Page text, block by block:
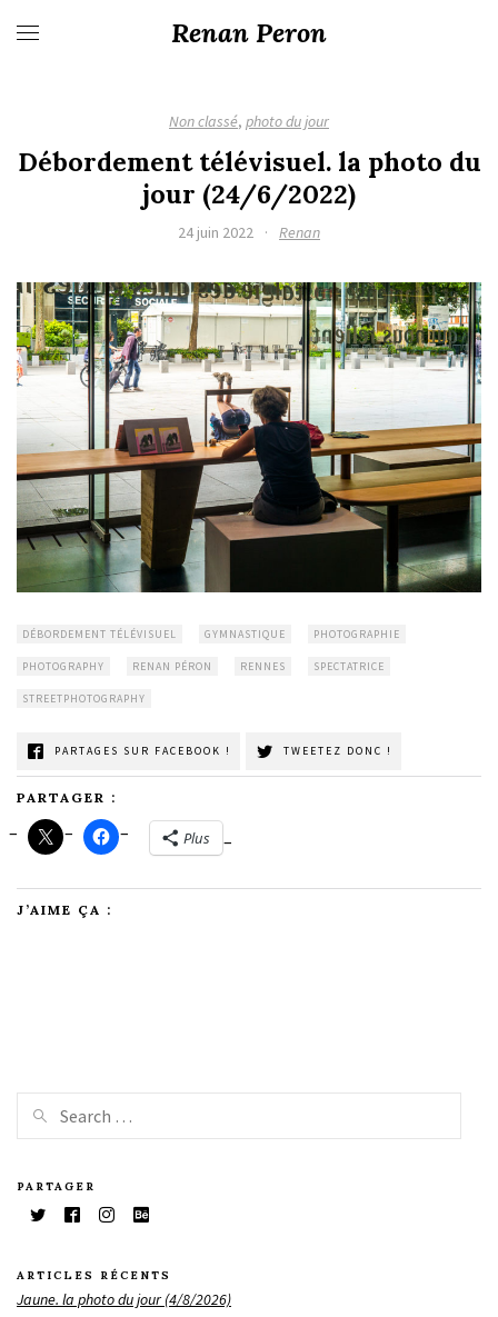
Renan Peron
Non classé, photo du jour
Débordement télévisuel. la photo du
jour (24/6/2022)
24 juin 2022 · Renan
DÉBORDEMENT TÉLÉVISUEL GYMNASTIQUE PHOTOGRAPHIE
PHOTOGRAPHY RENAN PÉRON RENNES SPECTATRICE
STREETPHOTOGRAPHY
PARTAGES SUR FACEBOOK ! TWEETEZ DONC !
PARTAGER :
Plus
J’AIME ÇA :
PARTAGER
ARTICLES RÉCENTS
Jaune. la photo du jour (4/8/2026)